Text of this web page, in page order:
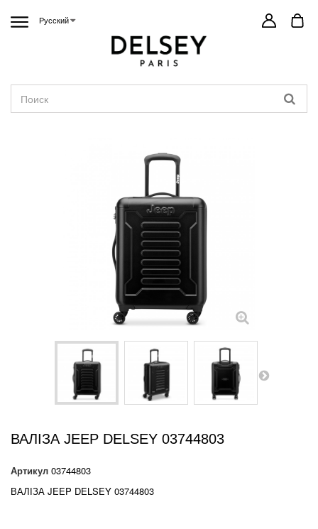
Русский
ВАЛІЗА JEEP DELSEY 03744803
Артикул 03744803
ВАЛІЗА JEEP DELSEY 03744803